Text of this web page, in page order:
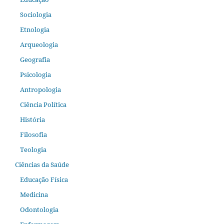
Sociologia
Etnologia
Arqueologia
Geografia
Psicologia
Antropologia
Ciência Política
História
Filosofia
Teologia
Ciências da Saúde
Educação Física
Medicina
Odontologia